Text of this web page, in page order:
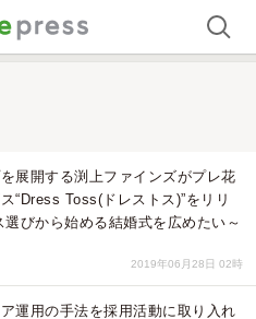
展開する渕上ファインズがプレ花
“Dress Toss(ドレストス)”をリリ
びから始める結婚式を広めたい～
2019年06月28日 02時
運用の手法を採用活動に取り入れ